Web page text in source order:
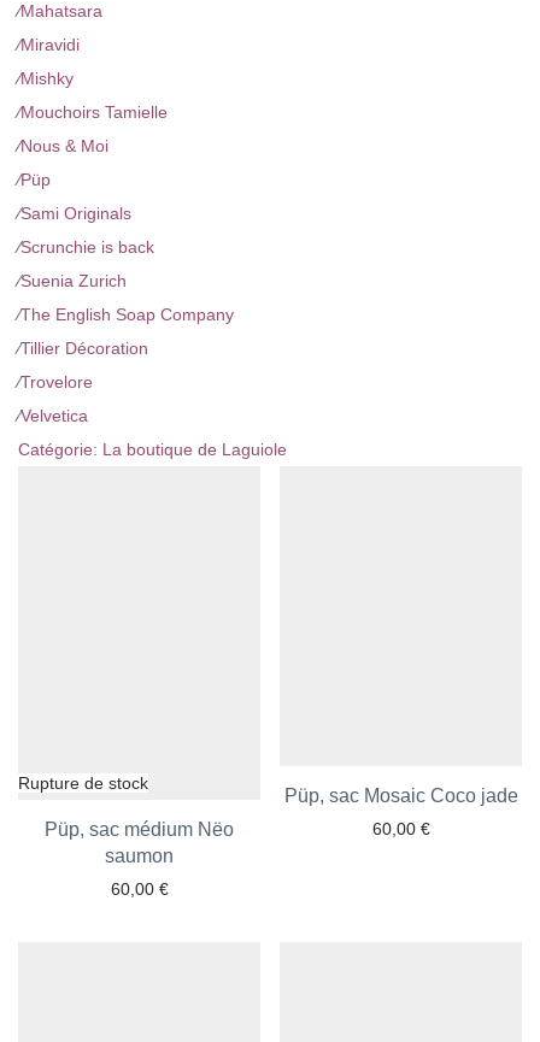
⁄Mahatsara
⁄Miravidi
⁄Mishky
⁄Mouchoirs Tamielle
⁄Nous & Moi
⁄Püp
⁄Sami Originals
⁄Scrunchie is back
⁄Suenia Zurich
⁄The English Soap Company
⁄Tillier Décoration
⁄Trovelore
⁄Velvetica
Catégorie: La boutique de Laguiole
Püp, sac médium Nëo
saumon
60,00 €
Ajouter aux favoris
Püp, sac Mosaic Coco jade
60,00 €
Ajouter aux favoris